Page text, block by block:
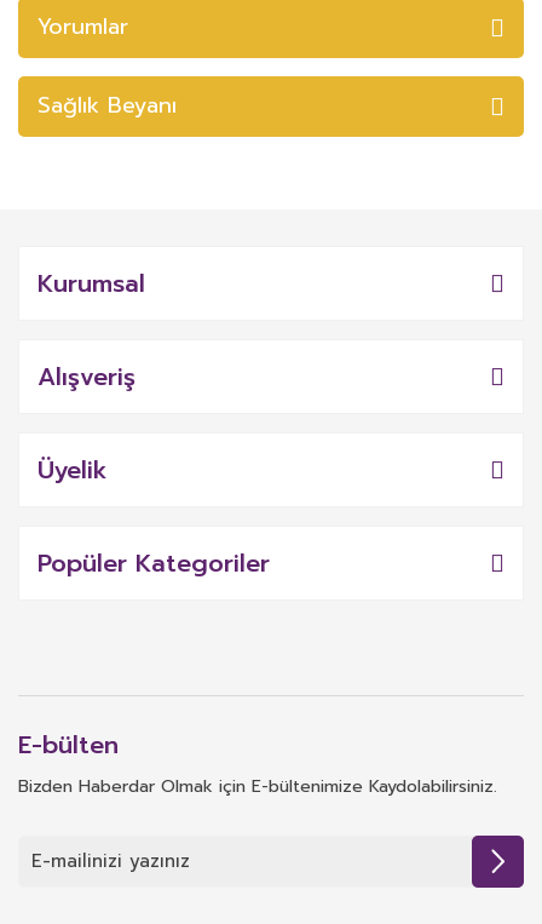
Yorumlar
Sağlık Beyanı
Kurumsal
Alışveriş
Üyelik
Popüler Kategoriler
E-bülten
Bizden Haberdar Olmak için E-bültenimize Kaydolabilirsiniz.